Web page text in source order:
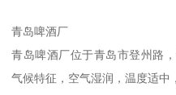
青岛啤酒厂
青岛啤酒厂位于青岛市登州路
气候特征，空气湿润，温度适中